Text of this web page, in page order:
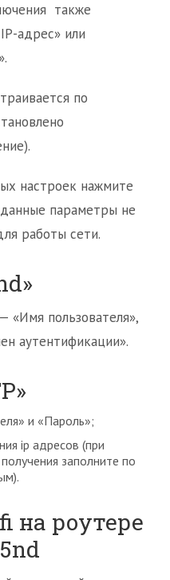
также
адрес» или
по
настроек нажмите
параметры не
работы сети.
«Имя пользователя»,
аутентификации».
и «Пароль»;
ip адресов (при
заполните по
на роутере